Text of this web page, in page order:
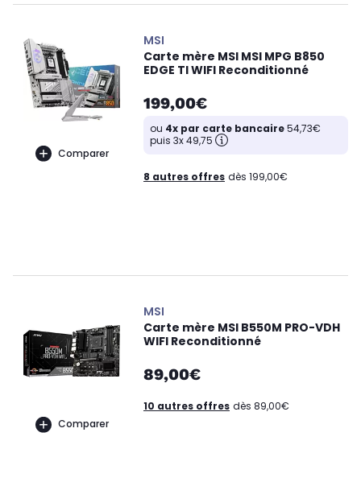
Comparer
MSI
Carte mère MSI MSI MPG B850
EDGE TI WIFI Reconditionné
199,00€
ou 4x par carte bancaire54,73€
puis 3x 49,75
8 autres offres dès 199,00€
Comparer
MSI
Carte mère MSI B550M PRO-VDH
WIFI Reconditionné
89,00€
10 autres offres dès 89,00€